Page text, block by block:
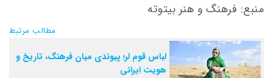
منبع: فرهنگ و هنر بیتوته
مطالب مرتبط
لباس قوم لر؛ پیوندی میان فرهنگ، تاریخ و
هویت ایرانی